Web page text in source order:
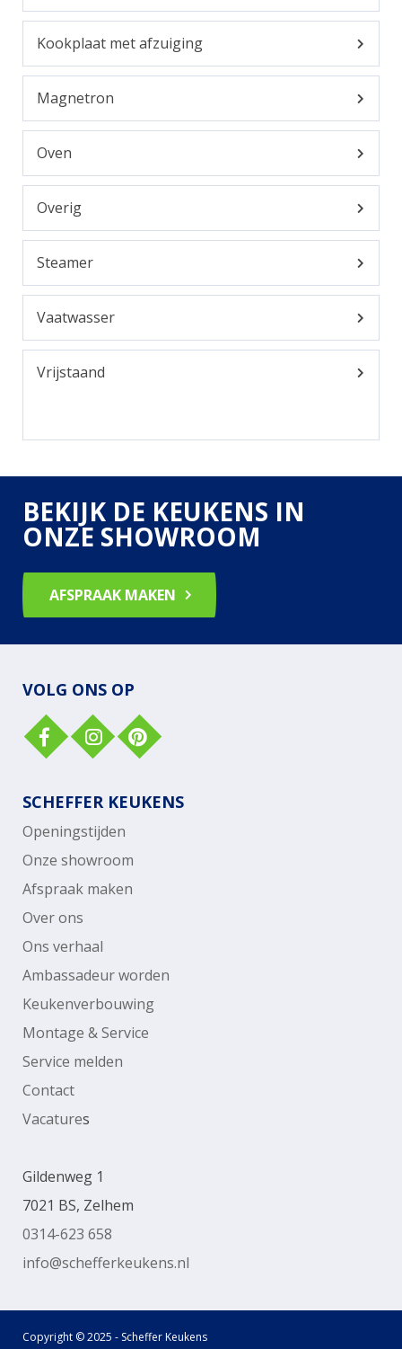
Kookplaat met afzuiging
Magnetron
Oven
Overig
Steamer
Vaatwasser
Vrijstaand
BEKIJK DE KEUKENS IN
ONZE SHOWROOM
AFSPRAAK MAKEN
VOLG ONS OP
SCHEFFER KEUKENS
Openingstijden
Onze showroom
Afspraak maken
Over ons
Ons verhaal
Ambassadeur worden
Keukenverbouwing
Montage & Service
Service melden
Contact
Vacatures
Gildenweg 1
7021 BS, Zelhem
0314-623 658
info@schefferkeukens.nl
Copyright © 2025 - Scheffer Keukens